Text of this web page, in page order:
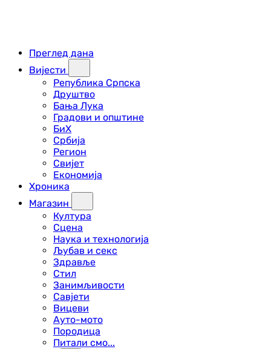
Преглед дана
Вијести
Република Српска
Друштво
Бања Лука
Градови и општине
БиХ
Србија
Регион
Свијет
Економија
Хроника
Магазин
Култура
Сцена
Наука и технологија
Љубав и секс
Здравље
Стил
Занимљивости
Савјети
Вицеви
Ауто-мото
Породица
Питали смо...